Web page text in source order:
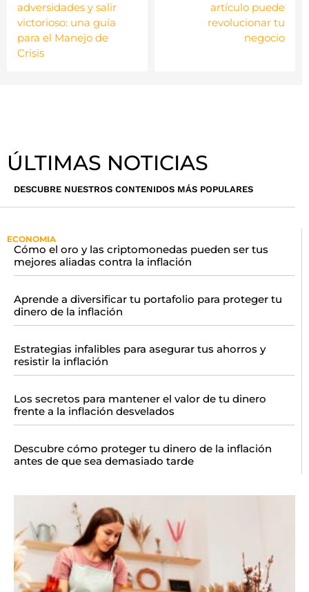
adversidades y salir
victorioso: una guía
para el Manejo de
Crisis
artículo puede
revolucionar tu
negocio
ÚLTIMAS NOTICIAS
DESCUBRE NUESTROS CONTENIDOS MÁS POPULARES
ECONOMIA
Cómo el oro y las criptomonedas pueden ser tus
mejores aliadas contra la inflación
Aprende a diversificar tu portafolio para proteger tu
dinero de la inflación
Estrategias infalibles para asegurar tus ahorros y
resistir la inflación
Los secretos para mantener el valor de tu dinero
frente a la inflación desvelados
Descubre cómo proteger tu dinero de la inflación
antes de que sea demasiado tarde